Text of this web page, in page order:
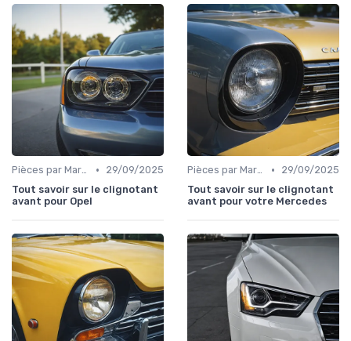
Pièces par Marque de Voiture •
29/09/2025
Tout savoir sur le clignotant
avant pour Opel
Pièces par Marque de Voiture •
29/09/2025
Tout savoir sur le clignotant
avant pour votre Mercedes